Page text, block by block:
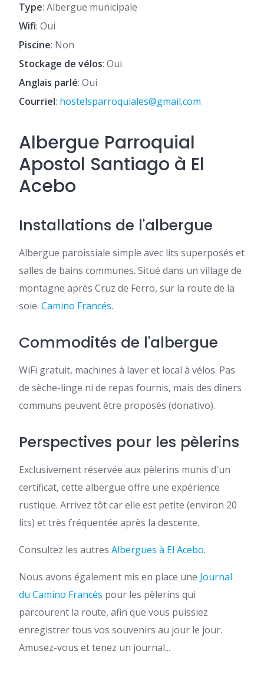
Type: Albergue municipale
Wifi: Oui
Piscine: Non
Stockage de vélos: Oui
Anglais parlé: Oui
Courriel: hostelsparroquiales@gmail.com
Albergue Parroquial
Apostol Santiago à El
Acebo
Installations de l'albergue
Albergue paroissiale simple avec lits superposés et
salles de bains communes. Situé dans un village de
montagne après Cruz de Ferro, sur la route de la
soie. Camino Francés.
Commodités de l'albergue
WiFi gratuit, machines à laver et local à vélos. Pas
de sèche-linge ni de repas fournis, mais des dîners
communs peuvent être proposés (donativo).
Perspectives pour les pèlerins
Exclusivement réservée aux pèlerins munis d'un
certificat, cette albergue offre une expérience
rustique. Arrivez tôt car elle est petite (environ 20
lits) et très fréquentée après la descente.
Consultez les autres Albergues à El Acebo.
Nous avons également mis en place une Journal
du Camino Francés pour les pèlerins qui
parcourent la route, afin que vous puissiez
enregistrer tous vos souvenirs au jour le jour.
Amusez-vous et tenez un journal...